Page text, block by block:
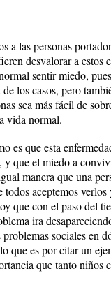
a las personas
desvalorar a estos
sentir miedo,
los casos, pero
sea más fácil de
vida normal.
es que esta
que el miedo a
manera que una
aceptemos
que con el paso del
ira
sociales en
que es por citar un
que tanto niños